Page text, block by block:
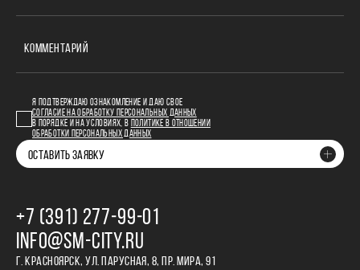
КОММЕНТАРИЙ
Я ПОДТВЕРЖДАЮ ОЗНАКОМЛЕНИЕ И ДАЮ СВОЕ
СОГЛАСИЕ НА ОБРАБОТКУ ПЕРСОНАЛЬНЫХ ДАННЫХ
В ПОРЯДКЕ И НА УСЛОВИЯХ, В
ПОЛИТИКЕ В ОТНОШЕНИИ
ОБРАБОТКИ ПЕРСОНАЛЬНЫХ ДАННЫХ
ОСТАВИТЬ ЗАЯВКУ
+7 (391) 277‒99‒01
INFO@SM-CITY.RU
Г. КРАСНОЯРСК, УЛ. ПАРУСНАЯ, 8, ПР. МИРА, 91